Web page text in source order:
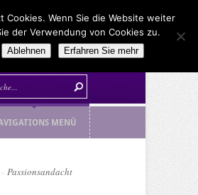
MENÜ
Passionsandacht
Cookies. Wenn Sie die Website weiter
der Verwendung von Cookies zu.
Ablehnen Erfahren Sie mehr